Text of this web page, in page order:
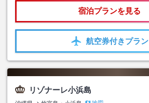
宿泊プランを見る
航空券付きプラン
リゾナーレ小浜島